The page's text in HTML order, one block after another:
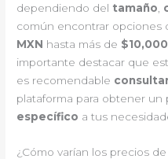
dependiendo del tamaño
común encontrar opciones
MXN hasta más de
importante destacar que
es recomendable
plataforma para obtener un
específico a tus
¿Cómo varían los precios